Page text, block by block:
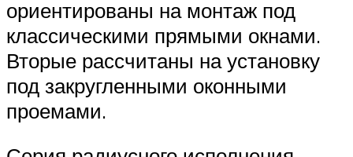
ориентированы на монтаж под
классическими прямыми окнами.
Вторые рассчитаны на установку
под закругленными оконными
проемами.